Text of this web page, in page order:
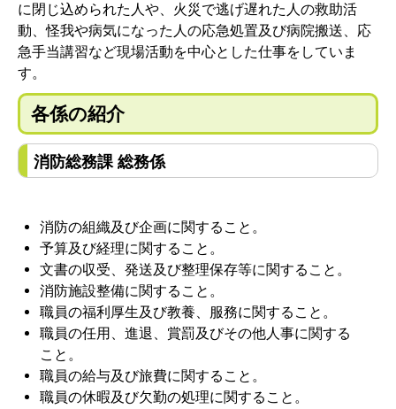
に閉じ込められた人や、火災で逃げ遅れた人の救助活
動、怪我や病気になった人の応急処置及び病院搬送、応
急手当講習など現場活動を中心とした仕事をしていま
す。
各係の紹介
消防総務課 総務係
消防の組織及び企画に関すること。
予算及び経理に関すること。
文書の収受、発送及び整理保存等に関すること。
消防施設整備に関すること。
職員の福利厚生及び教養、服務に関すること。
職員の任用、進退、賞罰及びその他人事に関する
こと。
職員の給与及び旅費に関すること。
職員の休暇及び欠勤の処理に関すること。